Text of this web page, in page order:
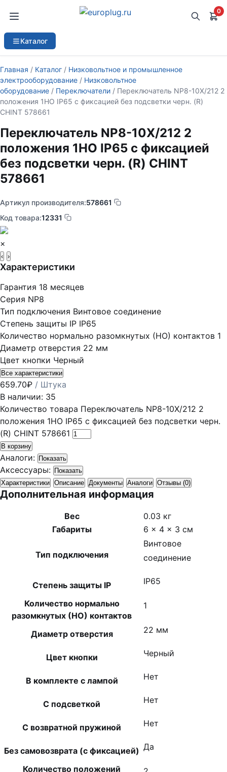
0
Каталог
Главная / Каталог / Низковольтное и промышленное
электрооборудование / Низковольтное
оборудование / Переключатели / Переключатель NP8-10X/212 2
положения 1НО IP65 с фиксацией без подсветки черн. (R)
CHINT 578661
Переключатель NP8-10X/212 2
положения 1НО IP65 с фиксацией
без подсветки черн. (R) CHINT
578661
Артикул производителя:578661
Код товара:12331
×
‹ ›
Характеристики
Гарантия 18 месяцев
Серия NP8
Тип подключения Винтовое соединение
Степень защиты IP IP65
Количество нормально разомкнутых (НО) контактов 1
Диаметр отверстия 22 мм
Цвет кнопки Черный
Все характеристики
659.70₽ / Штука
В наличии: 35
Количество товара Переключатель NP8-10X/212 2
положения 1НО IP65 с фиксацией без подсветки черн.
(R) CHINT 578661
В корзину
Аналоги: Показать
Аксессуары: Показать
Характеристики Описание Документы Аналоги Отзывы (0)
Дополнительная информация
Вес
0.03 кг
Габариты
6 × 4 × 3 см
Тип подключения
Винтовое
соединение
Степень защиты IP IP65
Количество нормально
разомкнутых (НО) контактов
1
Диаметр отверстия 22 мм
Цвет кнопки Черный
В комплекте с лампой Нет
С подсветкой Нет
С возвратной пружиной Нет
Без самовозврата (с фиксацией) Да
Количество положений